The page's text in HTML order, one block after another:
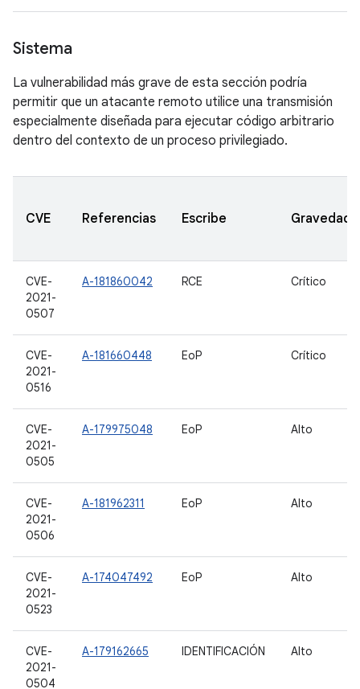
Sistema
La vulnerabilidad más grave de esta sección podría
permitir que un atacante remoto utilice una transmisión
especialmente diseñada para ejecutar código arbitrario
dentro del contexto de un proceso privilegiado.
CVE Referencias Escribe Gravedad
CVE-
2021-
0507
A-181860042 RCE Crítico
CVE-
2021-
0516
A-181660448 EoP Crítico
CVE-
2021-
0505
A-179975048 EoP Alto
CVE-
2021-
0506
A-181962311 EoP Alto
CVE-
2021-
0523
A-174047492 EoP Alto
CVE-
2021-
0504
A-179162665 IDENTIFICACIÓN Alto